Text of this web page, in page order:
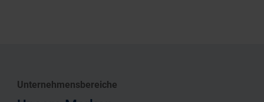
Unternehmensbereiche